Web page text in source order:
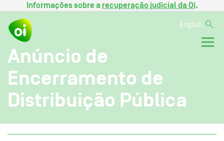
Informações sobre a recuperação judicial da Oi.
English
Anúncio de
Encerramento de
Distribuição Pública